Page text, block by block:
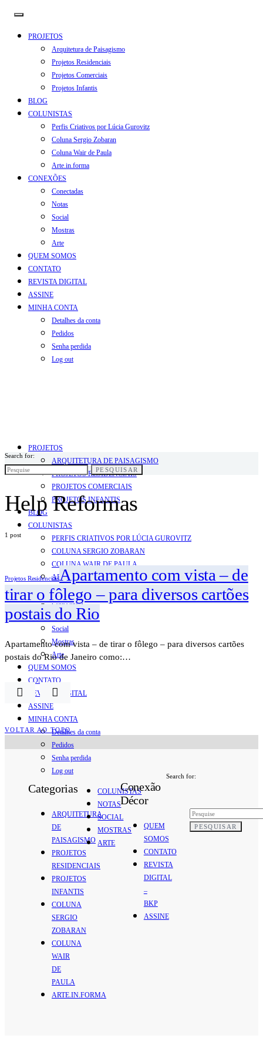
PROJETOS
Arquitetura de Paisagismo
Projetos Residenciais
Projetos Comerciais
Projetos Infantis
BLOG
COLUNISTAS
Perfis Criativos por Lúcia Gurovitz
Coluna Sergio Zobaran
Coluna Wair de Paula
Arte.in.forma
CONEXÕES
Conectadas
Notas
Social
Mostras
Arte
QUEM SOMOS
CONTATO
REVISTA DIGITAL
ASSINE
MINHA CONTA
Detalhes da conta
Pedidos
Senha perdida
Log out
PROJETOS
ARQUITETURA DE PAISAGISMO
PROJETOS RESIDENCIAIS
PROJETOS COMERCIAIS
PROJETOS INFANTIS
BLOG
COLUNISTAS
PERFIS CRIATIVOS POR LÚCIA GUROVITZ
COLUNA SERGIO ZOBARAN
COLUNA WAIR DE PAULA
ARTE.IN.FORMA
CONEXÕES
Conectadas
Notas
Social
Mostras
Arte
QUEM SOMOS
CONTATO
REVISTA DIGITAL
ASSINE
MINHA CONTA
Detalhes da conta
Pedidos
Senha perdida
Log out
Search for:
PESQUISAR
Help Reformas
1 post
Projetos ResidenciaisApartamento com vista – de
tirar o fôlego – para diversos cartões
postais do Rio
Apartamento com vista – de tirar o fôlego – para diversos cartões
postais do Rio de Janeiro como:…
VOLTAR AO TOPO
Categorias
ARQUITETURA
DE
PAISAGISMO
PROJETOS
RESIDENCIAIS
PROJETOS
INFANTIS
COLUNA
SERGIO
ZOBARAN
COLUNA
WAIR
DE
PAULA
ARTE.IN.FORMA
COLUNISTAS
NOTAS
SOCIAL
MOSTRAS
ARTE
Conexão
Décor
QUEM
SOMOS
CONTATO
REVISTA
DIGITAL
–
BKP
ASSINE
Search for:
PESQUISAR